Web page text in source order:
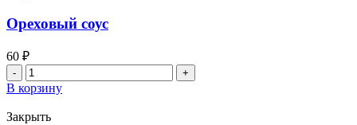
Ореховый соус
60 ₽
Количество
товара
Ореховый
соус
В корзину
Закрыть